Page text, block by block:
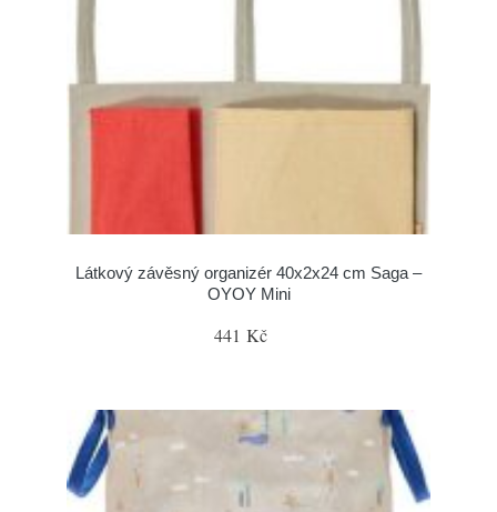
Látkový závěsný organizér 40x2x24 cm Saga –
OYOY Mini
441 Kč